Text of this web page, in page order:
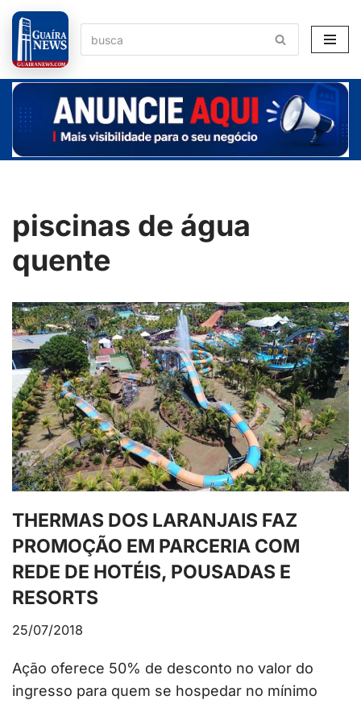
Pular
para
o
conteúdo
piscinas de água
quente
THERMAS DOS LARANJAIS FAZ
PROMOÇÃO EM PARCERIA COM
REDE DE HOTÉIS, POUSADAS E
RESORTS
25/07/2018
Ação oferece 50% de desconto no valor do
ingresso para quem se hospedar no mínimo